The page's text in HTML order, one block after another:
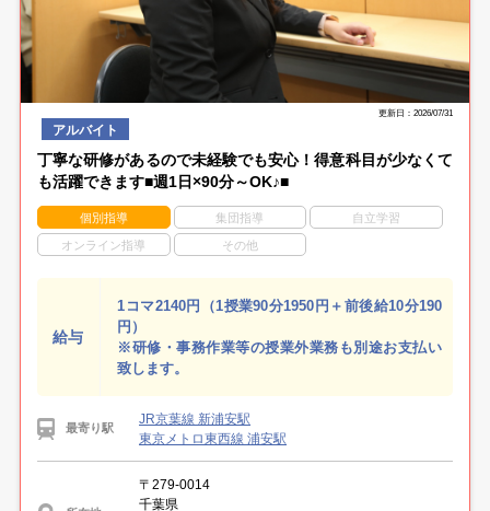
更新日：2026/07/31
アルバイト
丁寧な研修があるので未経験でも安心！得意科目が少なくて
も活躍できます■週1日×90分～OK♪■
個別指導 集団指導 自立学習
オンライン指導 その他
給与
1コマ2140円（1授業90分1950円＋前後給10分190
円）
※研修・事務作業等の授業外業務も別途お支払い
致します。
最寄り駅
JR京葉線 新浦安駅
東京メトロ東西線 浦安駅
〒279-0014
千葉県